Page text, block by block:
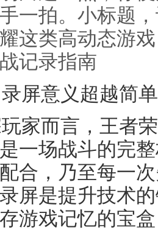
一拍。小标题
这类高动态游
记录指南
屏意义超越简
家而言，王者
一场战斗的完
合，乃至每一
屏是提升技术
游戏记忆的宝